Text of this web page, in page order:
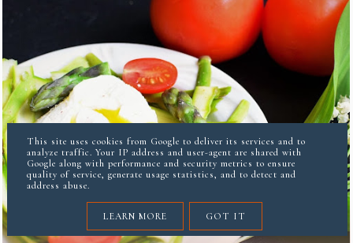
This site uses cookies from Google to deliver its services and to
analyze traffic. Your IP address and user-agent are shared with
Google along with performance and security metrics to ensure
quality of service, generate usage statistics, and to detect and
address abuse.
LEARN MORE GOT IT